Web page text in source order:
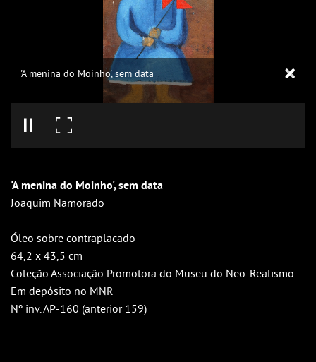
'A menina do Moinho', sem data
'A menina do Moinho', sem data
Joaquim Namorado
Óleo sobre contraplacado
64,2 x 43,5 cm
Coleção Associação Promotora do Museu do Neo-Realismo
Em depósito no MNR
Nº inv. AP-160 (anterior 159)